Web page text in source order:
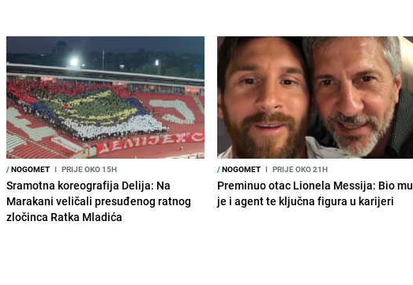
/NOGOMET I PRIJE OKO 15H
Sramotna koreografija Delija: Na
Marakani veličali presuđenog ratnog
zločinca Ratka Mladića
/NOGOMET I PRIJE OKO 21H
Preminuo otac Lionela Messija: Bio mu
je i agent te ključna figura u karijeri